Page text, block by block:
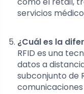
servicios
¿Cuál es la
RFID es una
datos a
subconjunto de